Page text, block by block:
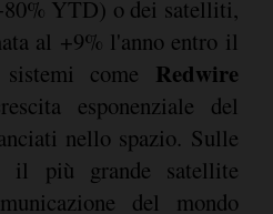
YTD) o dei satelliti,
al +9% l'anno entro il
come Redwire
esponenziale del
nello spazio. Sulle
il più grande satellite
del mondo